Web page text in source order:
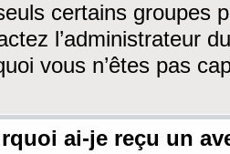
certains groupes
l’administrateur
vous n’êtes pas
ai-je reçu un